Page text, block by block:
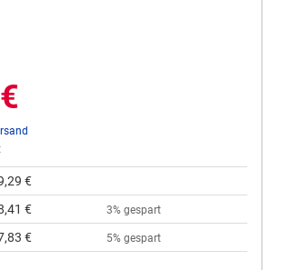
€
€ 3% gespart
€ 5% gespart